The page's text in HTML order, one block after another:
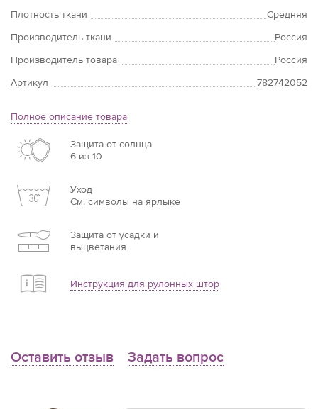
Плотность ткани
Средняя
Производитель ткани
Россия
Производитель товара
Россия
Артикул
782742052
Полное описание товара
Защита от солнца
6 из 10
Уход
См. символы на ярлыке
Защита от усадки и
выцветания
Инструкция для рулонных штор
Оставить отзыв Задать вопрос